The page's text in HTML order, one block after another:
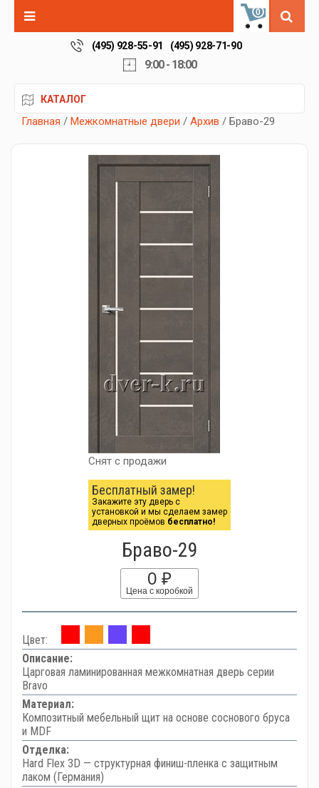
0
(495) 928-55-91 (495) 928-71-90
9:00 - 18:00
КАТАЛОГ
Главная / Межкомнатные двери / Архив / Браво-29
Снят с продажи
Бесплатный замер!
Закажите эту дверь с
установкой и мы сделаем замер
дверных проёмов бесплатно!
Браво-29
0 ₽
Цена с коробкой
Цвет:
Описание:
Царговая ламинированная межкомнатная дверь серии
Bravo
Материал:
Композитный мебельный щит на основе соснового бруса
и MDF
Отделка:
Hard Flex 3D — структурная финиш-пленка с защитным
лаком (Германия)